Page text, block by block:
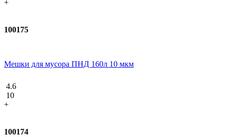
+
100175
Мешки для мусора ПНД 160л 10 мкм
4.6
10
+
100174